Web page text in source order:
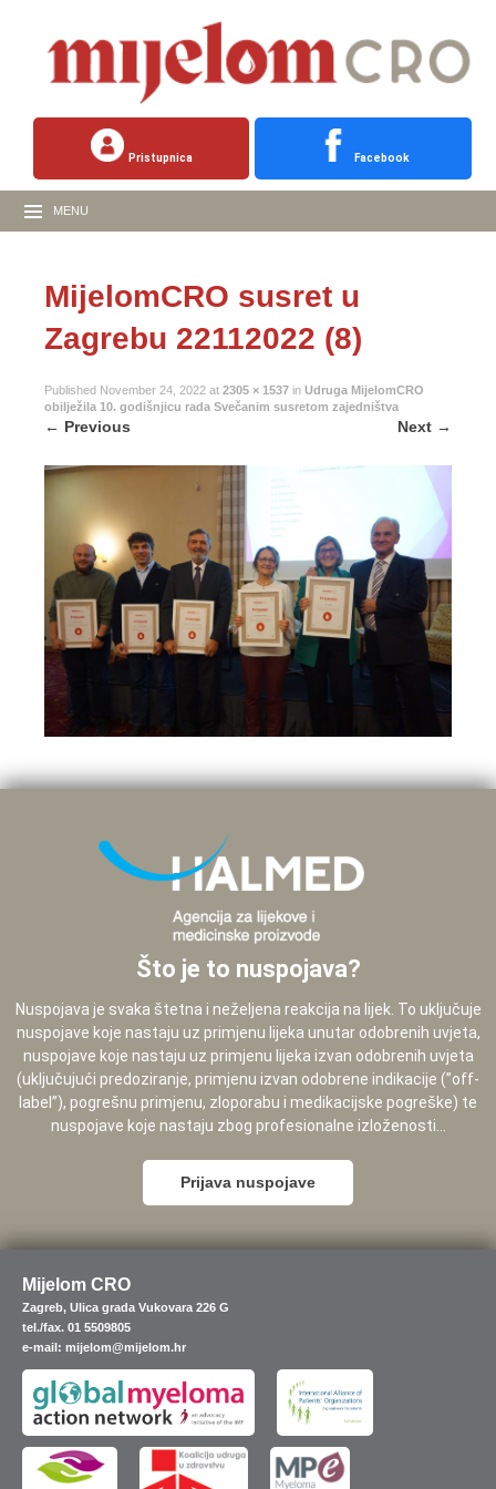
Pristupnica Facebook
MENU
MijelomCRO susret u
Zagrebu 22112022 (8)
Published November 24, 2022 at 2305 × 1537 in Udruga MijelomCRO
obilježila 10. godišnjicu rada Svečanim susretom zajedništva
← Previous Next →
Što je to nuspojava?
Nuspojava je svaka štetna i neželjena reakcija na lijek. To uključuje
nuspojave koje nastaju uz primjenu lijeka unutar odobrenih uvjeta,
nuspojave koje nastaju uz primjenu lijeka izvan odobrenih uvjeta
(uključujući predoziranje, primjenu izvan odobrene indikacije (”off-
label”), pogrešnu primjenu, zloporabu i medikacijske pogreške) te
nuspojave koje nastaju zbog profesionalne izloženosti...
Prijava nuspojave
Mijelom CRO
Zagreb, Ulica grada Vukovara 226 G
tel./fax. 01 5509805
e-mail: mijelom@mijelom.hr